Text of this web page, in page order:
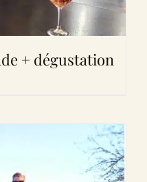
+ dégustation